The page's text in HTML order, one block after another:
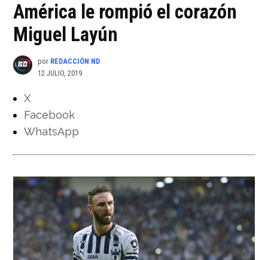
América le rompió el corazón
Miguel Layún
por REDACCIÓN ND
12 JULIO, 2019
X
Facebook
WhatsApp